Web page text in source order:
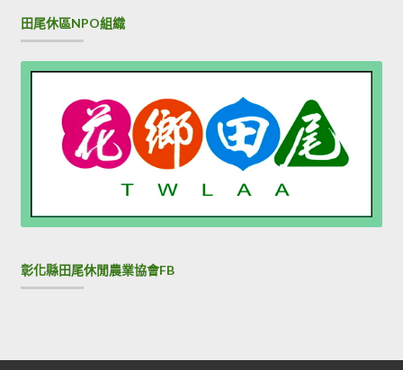
田尾休區NPO組織
彰化縣田尾休閒農業協會FB